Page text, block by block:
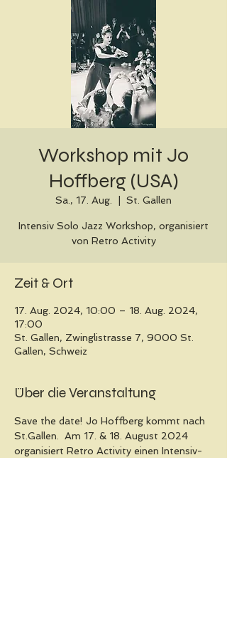
Workshop mit Jo
Hoffberg (USA)
Sa., 17. Aug. St. Gallen
Intensiv Solo Jazz Workshop, organisiert
von Retro Activity
Zeit & Ort
17. Aug. 2024, 10:00 – 18. Aug. 2024,
17:00
St. Gallen, Zwinglistrasse 7, 9000 St.
Gallen, Schweiz
Über die Veranstaltung
Save the date! Jo Hoffberg kommt nach
St.Gallen.  Am 17. & 18. August 2024
organisiert Retro Activity einen Intensiv-